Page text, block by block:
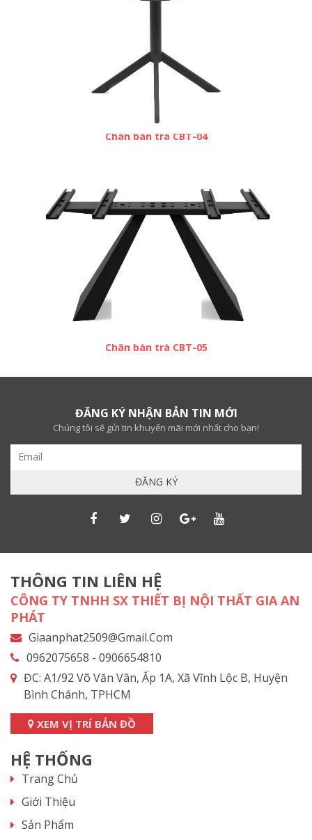
Chân bàn trà CBT-04
Chân bàn trà CBT-05
ĐĂNG KÝ NHẬN BẢN TIN MỚI
Chúng tôi sẽ gửi tin khuyến mãi mới nhất cho bạn!
THÔNG TIN LIÊN HỆ
CÔNG TY TNHH SX THIẾT BỊ NỘI THẤT GIA AN
PHÁT
Giaanphat2509@gmail.com
0962075658 - 0906654810
ĐC: A1/92 Võ Văn Vân, Ấp 1A, Xã Vĩnh Lộc B, Huyện
Bình Chánh, TPHCM
XEM VỊ TRÍ BẢN ĐỒ
HỆ THỐNG
Trang Chủ
Giới Thiệu
Sản Phẩm